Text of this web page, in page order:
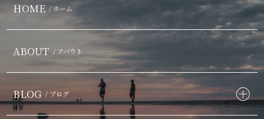
HOME / ホーム
ABOUT / アバウト
BLOG / ブログ